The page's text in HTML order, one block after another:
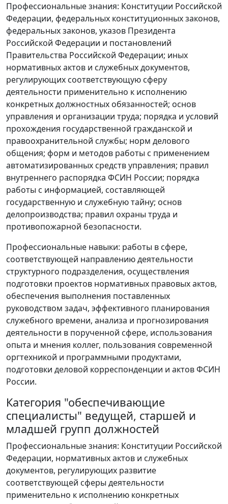
Профессиональные знания: Конституции Российской
Федерации, федеральных конституционных законов,
федеральных законов, указов Президента
Российской Федерации и постановлений
Правительства Российской Федерации; иных
нормативных актов и служебных документов,
регулирующих соответствующую сферу
деятельности применительно к исполнению
конкретных должностных обязанностей; основ
управления и организации труда; порядка и условий
прохождения государственной гражданской и
правоохранительной службы; норм делового
общения; форм и методов работы с применением
автоматизированных средств управления; правил
внутреннего распорядка ФСИН России; порядка
работы с информацией, составляющей
государственную и служебную тайну; основ
делопроизводства; правил охраны труда и
противопожарной безопасности.
Профессиональные навыки: работы в сфере,
соответствующей направлению деятельности
структурного подразделения, осуществления
подготовки проектов нормативных правовых актов,
обеспечения выполнения поставленных
руководством задач, эффективного планирования
служебного времени, анализа и прогнозирования
деятельности в порученной сфере, использования
опыта и мнения коллег, пользования современной
оргтехникой и программными продуктами,
подготовки деловой корреспонденции и актов ФСИН
России.
Категория "обеспечивающие
специалисты" ведущей, старшей и
младшей групп должностей
Профессиональные знания: Конституции Российской
Федерации, нормативных актов и служебных
документов, регулирующих развитие
соответствующей сферы деятельности
применительно к исполнению конкретных